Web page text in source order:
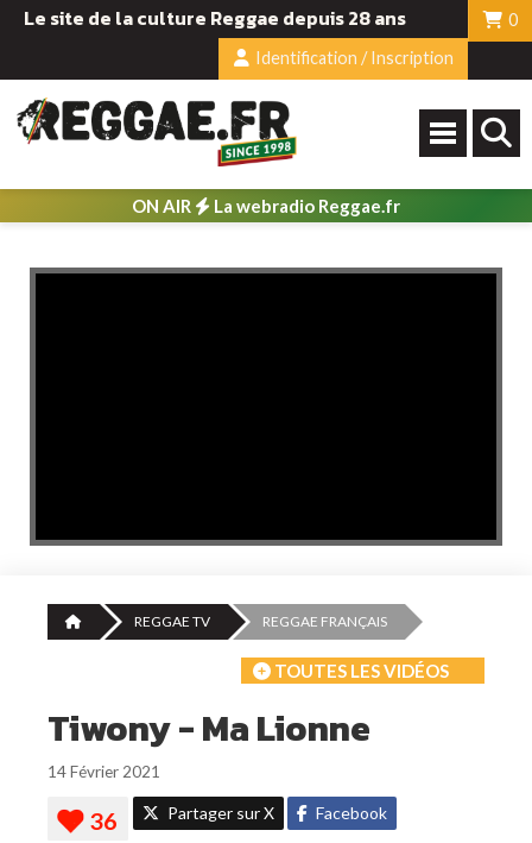
Le site de la culture Reggae depuis 28 ans
0
Identification / Inscription
ON AIR La webradio Reggae.fr
REGGAE TV REGGAE FRANÇAIS
TOUTES LES VIDÉOS
Tiwony - Ma Lionne
14 Février 2021
Partager sur X Facebook